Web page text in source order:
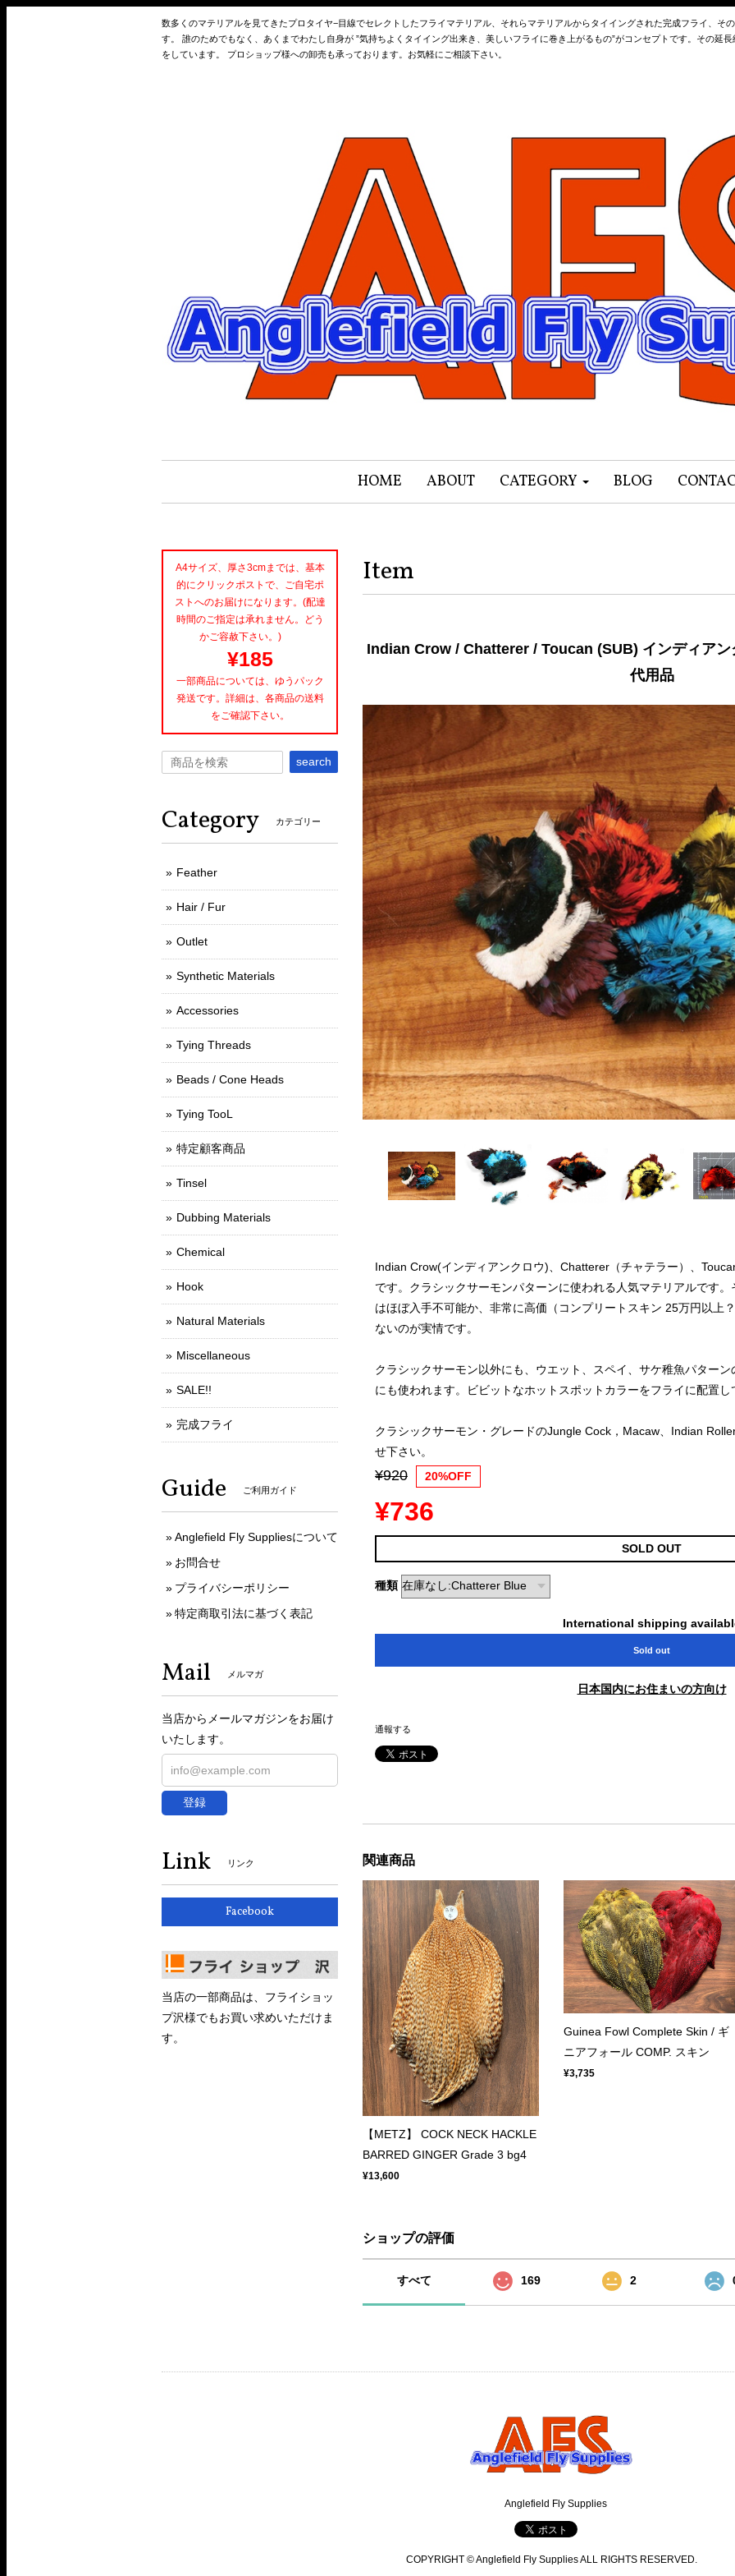
数多くのマテリアルを見てきたプロタイヤ−目線でセレクトしたフライマテリアル、それらマテリアルからタイイングされた完成フライ、そ
す。 誰のためでもなく、あくまでわたし自身が ”気持ちよくタイイング出来き、美しいフライに巻き上がるもの”がコンセプトです。その延
をしています。 プロショップ様への卸売も承っております。お気軽にご相談下さい。
HOME ABOUT CATEGORY BLOG
Item
Indian Crow / Chatterer / Toucan (SUB) インディアン
代用品
Indian Crow(インディアンクロウ)、Chatterer（チャテラー）、
です。クラシックサーモンパターンに使われる人気マテリアルです
はほぼ入手不可能か、非常に高価（コンプリートスキン 25万円以上
ないのが実情です。
クラシックサーモン以外にも、ウエット、スペイ、サケ稚魚パター
にも使われます。ビビットなホットスポットカラーをフライに配置
クラシックサーモン・グレードのJungle Cock，Macaw、Indian
せ下さい。
¥920 20%OFF
¥736
SOLD OUT
種類
International shipping
Sold out
日本国内にお住まいの方向け
通報する
関連商品
【METZ】 COCK NECK HACKLE
BARRED GINGER Grade 3 bg4
¥13,600
Guinea Fowl Complete Skin / ギ
ニアフォール COMP. スキン
¥3,735
ショップの評価
すべて 169 2
A4サイズ、厚さ3cmまでは、基本
的にクリックポストで、ご自宅ポ
ストへのお届けになります。(配達
時間のご指定は承れません。どう
かご容赦下さい。)
¥185
一部商品については、ゆうパック
発送です。詳細は、各商品の送料
をご確認下さい。
search
Category カテゴリー
Feather
Hair / Fur
Outlet
Synthetic Materials
Accessories
Tying Threads
Beads / Cone Heads
Tying TooL
特定顧客商品
Tinsel
Dubbing Materials
Chemical
Hook
Natural Materials
Miscellaneous
SALE!!
完成フライ
Guide ご利用ガイド
Anglefield Fly Suppliesについて
お問合せ
プライバシーポリシー
特定商取引法に基づく表記
Mail メルマガ
当店からメールマガジンをお届け
いたします。
登録
Link リンク
Facebook
当店の一部商品は、フライショッ
プ沢様でもお買い求めいただけま
す。
Anglefield Fly Supplies
COPYRIGHT © Anglefield Fly Supplies ALL RIGHTS RESERVED.